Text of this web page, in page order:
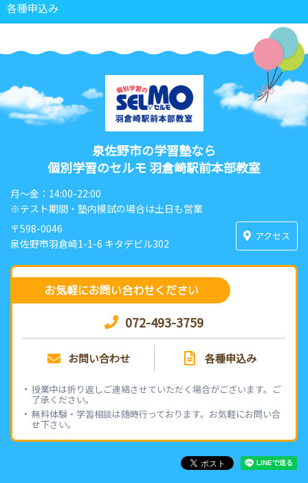
各種申込み
泉佐野市の学習塾なら
個別学習のセルモ 羽倉崎駅前本部教室
月〜金：14:00-22:00
※テスト期間・塾内模試の場合は土日も営業
〒598-0046
泉佐野市羽倉崎1-1-6 キタデビル302
アクセス
お気軽にお問い合わせください
072-493-3759
お問い合わせ 各種申込み
授業中は折り返しご連絡させていただく場合がございます。ご
了承ください。
無料体験・学習相談は随時行っております。お気軽にお問い合
せ下さい。